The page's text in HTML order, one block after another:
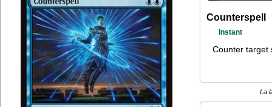
Counterspell
Instant
Counter target
La